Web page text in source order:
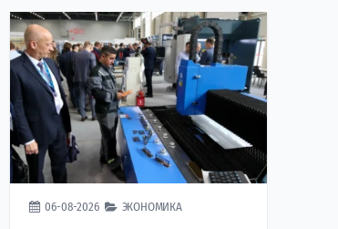
06-08-2026 ЭКОНОМИКА